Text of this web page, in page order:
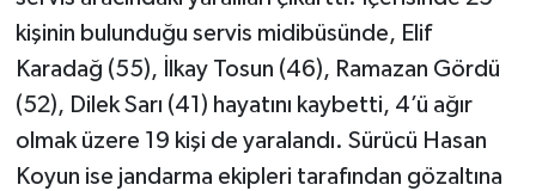
kişinin bulunduğu servis midibüsünde, Elif
Karadağ (55), İlkay Tosun (46), Ramazan Gördü
(52), Dilek Sarı (41) hayatını kaybetti, 4’ü ağır
olmak üzere 19 kişi de yaralandı. Sürücü Hasan
Koyun ise jandarma ekipleri tarafından gözaltına